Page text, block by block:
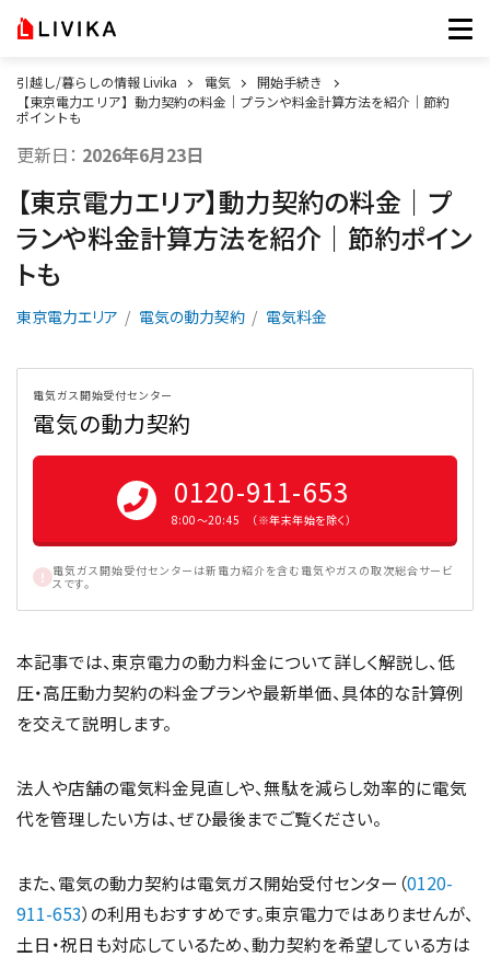
引越し/暮らしの情報 Livika 電気
開始手続き
【東京電力エリア】動力契約の料金｜プランや料金計算方法を紹介｜節約
ポイントも
更新日： 2026年6月23日
【東京電力エリア】動力契約の料金｜プ
ランや料金計算方法を紹介｜節約ポイン
トも
東京電力エリア 電気の動力契約 電気料金
電気ガス開始受付センター
電気の動力契約
0120-911-653
8:00〜20:45 （※年末年始を除く）
電気ガス開始受付センターは新電力紹介を含む電気やガスの取次総合サービ
スです。
本記事では、東京電力の動力料金について詳しく解説し、低
圧・高圧動力契約の料金プランや最新単価、具体的な計算例
を交えて説明します。
法人や店舗の電気料金見直しや、無駄を減らし効率的に電気
代を管理したい方は、ぜひ最後までご覧ください。
また、電気の動力契約は電気ガス開始受付センター（0120-
911-653）の利用もおすすめです。東京電力ではありませんが、
土日・祝日も対応しているため、動力契約を希望している方は